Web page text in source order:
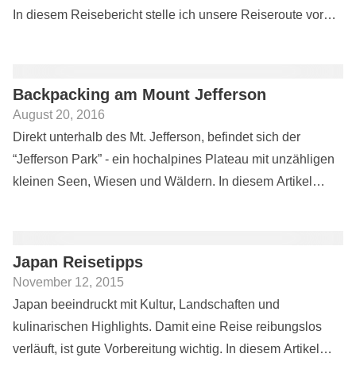
In diesem Reisebericht stelle ich unsere Reiseroute vor
Backpacking am Mount Jefferson
August 20, 2016
Direkt unterhalb des Mt. Jefferson, befindet sich der
“Jefferson Park” - ein hochalpines Plateau mit unzähligen
kleinen Seen, Wiesen und Wäldern. In diesem Artikel
Japan Reisetipps
November 12, 2015
Japan beeindruckt mit Kultur, Landschaften und
kulinarischen Highlights. Damit eine Reise reibungslos
verläuft, ist gute Vorbereitung wichtig. In diesem Artikel